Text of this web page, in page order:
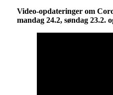
Video-opdateringer om
mandag 24.2, søndag 23.2.